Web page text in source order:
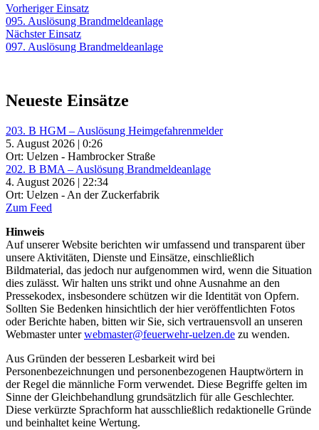
Beitragsnavigation
Vorheriger EinsatzVorheriger
Einsatz:
095. Auslösung Brandmeldeanlage
Nächster EinsatzNächster
Einsatz:
097. Auslösung Brandmeldeanlage
Neueste Einsätze
203. B HGM – Auslösung Heimgefahrenmelder
5. August 2026 | 0:26
Ort: Uelzen - Hambrocker Straße
202. B BMA – Auslösung Brandmeldeanlage
4. August 2026 | 22:34
Ort: Uelzen - An der Zuckerfabrik
Zum Feed
Hinweis
Auf unserer Website berichten wir umfassend und transparent über
unsere Aktivitäten, Dienste und Einsätze, einschließlich
Bildmaterial, das jedoch nur aufgenommen wird, wenn die Situation
dies zulässt. Wir halten uns strikt und ohne Ausnahme an den
Pressekodex, insbesondere schützen wir die Identität von Opfern.
Sollten Sie Bedenken hinsichtlich der hier veröffentlichten Fotos
oder Berichte haben, bitten wir Sie, sich vertrauensvoll an unseren
Webmaster unterwebmaster@feuerwehr-uelzen.de zu wenden.
Aus Gründen der besseren Lesbarkeit wird bei
Personenbezeichnungen und personenbezogenen Hauptwörtern in
der Regel die männliche Form verwendet. Diese Begriffe gelten im
Sinne der Gleichbehandlung grundsätzlich für alle Geschlechter.
Diese verkürzte Sprachform hat ausschließlich redaktionelle Gründe
und beinhaltet keine Wertung.